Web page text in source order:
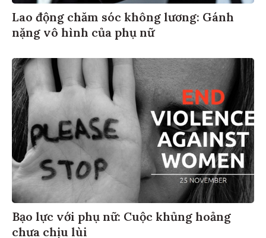
Lao động chăm sóc không lương: Gánh
nặng vô hình của phụ nữ
Bạo lực với phụ nữ: Cuộc khủng hoảng
chưa chịu lùi